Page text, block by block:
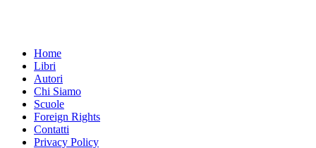
Home
Libri
Autori
Chi Siamo
Scuole
Foreign Rights
Contatti
Privacy Policy